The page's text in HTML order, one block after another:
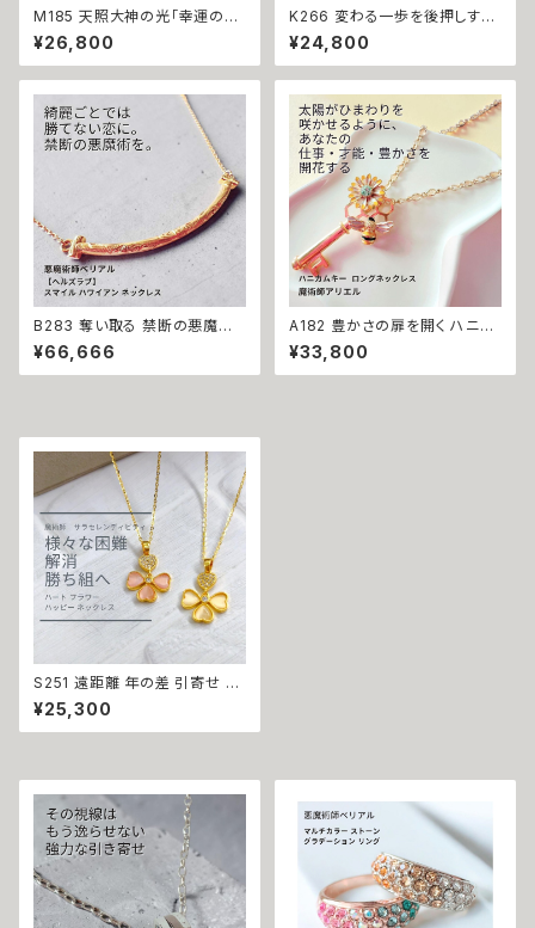
M185 天照大神の光「幸運の連
鎖」運が味方し誰もがあなたを
応援 大開運 成功・金運・良縁 マ
チュラダイヤモンド 揺れるネッ
パワーストーン 天然石 ご利益
お守り 霊感霊視 スピリチュアル
強運 神社 神様
¥26,800
K266 変わる一歩を後押しする
【強力な引き寄せ】アフロディテ
の神秘パワー クロス リング ネ
ックレス｜復縁・片思い成就 N.
結び 魅力アップ エネルギー 魅
力 魔力 魔術 白魔術 願い 叶う
結び 開運 強運 本物 パワースト
ーン お守り 強力 男女兼用
¥24,800
B283 奪い取る 禁断の悪魔術
恋の勝者になれる 縁切り【ヘル
ズラブ】スマイル ハワイアン ネ
ックレス ステンレス 悪魔術師
ト 強力 排除 略奪愛 成就
¥66,666
A182 豊かさの扉を開く ハニカ
ムキー 太陽開花の仕事運・生業
守護 才能開花 ロングネックレ
ス 魔術師アリエル 魔術 金運 仕
¥33,800
S251 遠距離 年の差 引寄せ 鎖
でつなぐ縁結び 特別なハート フ
ラワー ハッピー ネックレス ウィ
ッカの３つの魔法 サラ・セレンデ
アクセサリー 白魔術 叶う 成就
¥25,300